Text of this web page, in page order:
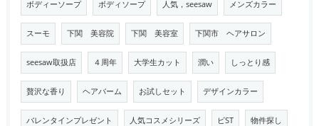
ボディーソープ ボディソープ 人気，seesaw メンズカラー
スーモ 下関 美容院 下関 美容室 下関市 ヘアサロン
seesaw取扱店 ４周年 大学生カット 潤い しっとり感
贅沢な香り ヘアバーム お試しセット デザインカラー
バレンタインプレゼント 人気コスメシリーズ ビST 物件探し